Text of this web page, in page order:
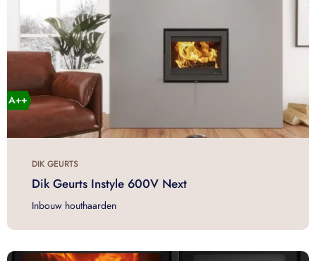
DIK GEURTS
Dik Geurts Instyle 600V Next
Inbouw houthaarden